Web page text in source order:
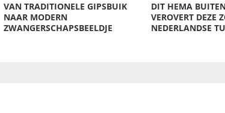
VAN TRADITIONELE GIPSBUIK
NAAR MODERN
ZWANGERSCHAPSBEELDJE
DIT HEMA
VEROVERT DEZE
NEDERLANDSE